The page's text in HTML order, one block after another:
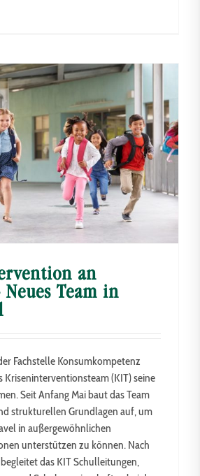
an
Team in
Fachstelle Konsumkompetenz
Kriseninterventionsteam (KIT) seine
Seit Anfang Mai baut das Team
strukturellen Grundlagen auf, um
in außergewöhnlichen
unterstützen zu können. Nach
das KIT Schulleitungen,